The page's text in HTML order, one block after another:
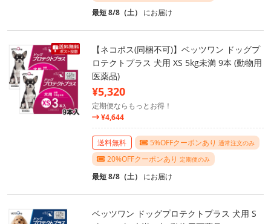
最短 8/8（土） にお届け
【ネコポス(同梱不可)】ベッツワン ドッグプ
ロテクトプラス 犬用 XS 5kg未満 9本 (動物用
医薬品)
¥5,320
定期便ならもっとお得！
¥4,644
送料無料 5%OFFクーポンあり 通常注文のみ
20%OFFクーポンあり 定期便のみ
最短 8/8（土） にお届け
ベッツワン ドッグプロテクトプラス 犬用 S